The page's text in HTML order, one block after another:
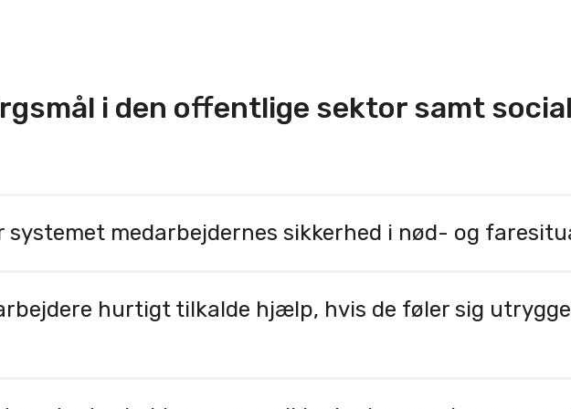
i den offentlige sektor samt
systemet medarbejdernes sikkerhed i nød- og
hurtig og effektiv håndtering af trussels- og nødsituationer. Diskrete
et fælles situationsbillede sikrer en koordineret indsats.
hurtigt tilkalde hjælp, hvis de føler sig